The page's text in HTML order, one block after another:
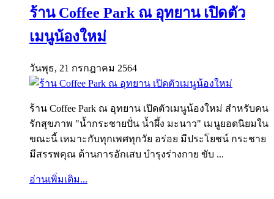
ร้าน Coffee Park ณ อุทยาน เปิดตัว
เมนูน้องใหม่
วันพุธ, 21 กรกฎาคม 2564
ร้าน Coffee Park ณ อุทยาน เปิดตัวเมนูน้องใหม่ สำหรับคน
รักสุขภาพ "น้ำกระชายปั่น น้ำผึ้ง มะนาว" เมนูยอดนิยมใน
ขณะนี้ เหมาะกับทุกเพศทุกวัย อร่อย มีประโยชน์ กระชาย
มีสรรพคุณ ต้านการอักเสบ บำรุงร่างกาย ขับ ...
อ่านเพิ่มเติม...